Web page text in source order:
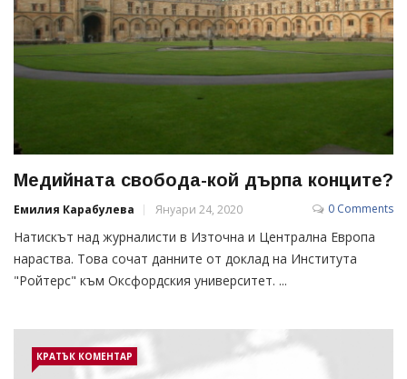
Медийната свобода-кой дърпа конците?
Емилия Карабулева Януари 24, 2020 0 Comments
Натискът над журналисти в Източна и Централна Европа
нараства. Това сочат данните от доклад на Института
"Ройтерс" към Оксфордския университет. ...
КРАТЪК КОМЕНТАР